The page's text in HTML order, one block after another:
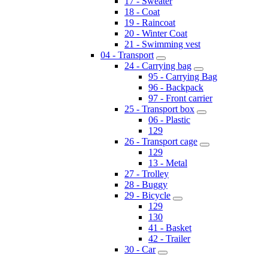
18 - Coat
19 - Raincoat
20 - Winter Coat
21 - Swimming vest
04 - Transport
24 - Carrying bag
95 - Carrying Bag
96 - Backpack
97 - Front carrier
25 - Transport box
06 - Plastic
129
26 - Transport cage
129
13 - Metal
27 - Trolley
28 - Buggy
29 - Bicycle
129
130
41 - Basket
42 - Trailer
30 - Car